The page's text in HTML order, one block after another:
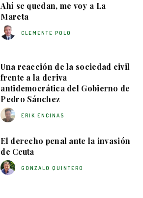
Ahí se quedan, me voy a La
Mareta
CLEMENTE POLO
Una reacción de la sociedad civil
frente a la deriva
antidemocrática del Gobierno de
Pedro Sánchez
ERIK ENCINAS
El derecho penal ante la invasión
de Ceuta
GONZALO QUINTERO